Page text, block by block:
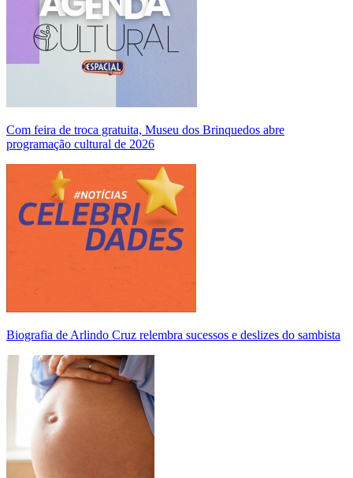
Com feira de troca gratuita, Museu dos Brinquedos abre
programação cultural de 2026
Biografia de Arlindo Cruz relembra sucessos e deslizes do sambista